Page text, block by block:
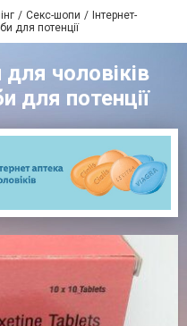
Секс-шопи
Інтернет-
для потенції
для чоловіків
для потенції